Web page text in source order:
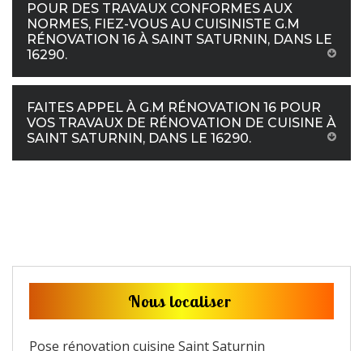
POUR DES TRAVAUX CONFORMES AUX
NORMES, FIEZ-VOUS AU CUISINISTE G.M
RÉNOVATION 16 À SAINT SATURNIN, DANS LE
16290.
FAITES APPEL À G.M RÉNOVATION 16 POUR
VOS TRAVAUX DE RÉNOVATION DE CUISINE À
SAINT SATURNIN, DANS LE 16290.
Nous localiser
Pose rénovation cuisine Saint Saturnin